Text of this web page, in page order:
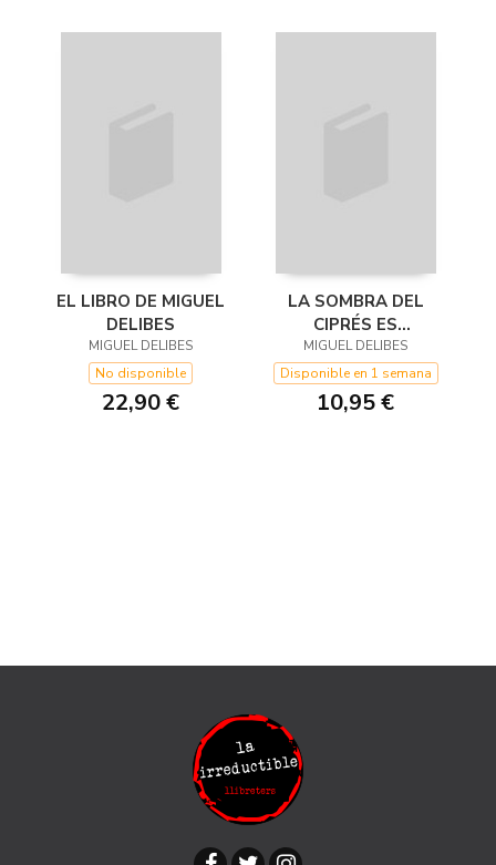
EL LIBRO DE MIGUEL
DELIBES
MIGUEL DELIBES
No disponible
22,90 €
LA SOMBRA DEL
CIPRÉS ES
ALARGADA
MIGUEL DELIBES
Disponible en 1 semana
10,95 €